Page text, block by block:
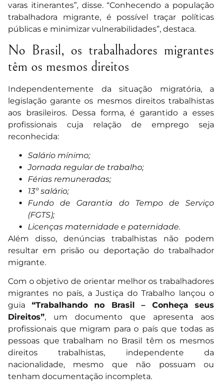
varas itinerantes”, disse. “Conhecendo a população
trabalhadora migrante, é possível traçar políticas
públicas e minimizar vulnerabilidades”, destaca.
No Brasil, os trabalhadores migrantes
têm os mesmos direitos
Independentemente da situação migratória, a
legislação garante os mesmos direitos trabalhistas
aos brasileiros. Dessa forma, é garantido a esses
profissionais cuja relação de emprego seja
reconhecida:
Salário mínimo;
Jornada regular de trabalho;
Férias remuneradas;
13º salário;
Fundo de Garantia do Tempo de Serviço
(FGTS);
Licenças maternidade e paternidade.
Além disso, denúncias trabalhistas não podem
resultar em prisão ou deportação do trabalhador
migrante.
Com o objetivo de orientar melhor os trabalhadores
migrantes no país, a Justiça do Trabalho lançou o
guia “Trabalhando no Brasil – Conheça seus
Direitos”, um documento que apresenta aos
profissionais que migram para o país que todas as
pessoas que trabalham no Brasil têm os mesmos
direitos trabalhistas, independente da
nacionalidade, mesmo que não possuam ou
tenham documentação incompleta.